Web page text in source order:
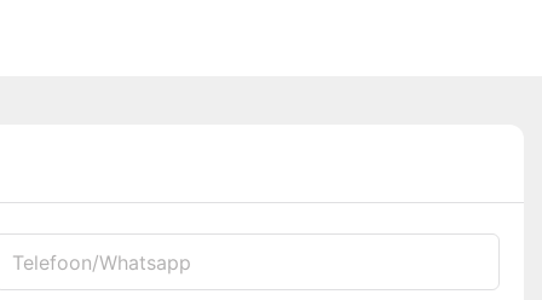
Telefoon/whatsapp